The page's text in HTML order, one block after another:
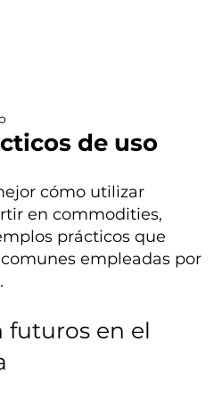
de uso
cómo utilizar
en commodities,
prácticos que
empleadas por
futuros en el